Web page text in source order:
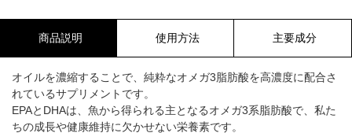
商品説明 使用方法 主要成分
オイルを濃縮することで、純粋なオメガ3脂肪酸を高濃度に配合さ
れているサプリメントです。
EPAとDHAは、魚から得られる主となるオメガ3系脂肪酸で、私た
ちの成長や健康維持に欠かせない栄養素です。